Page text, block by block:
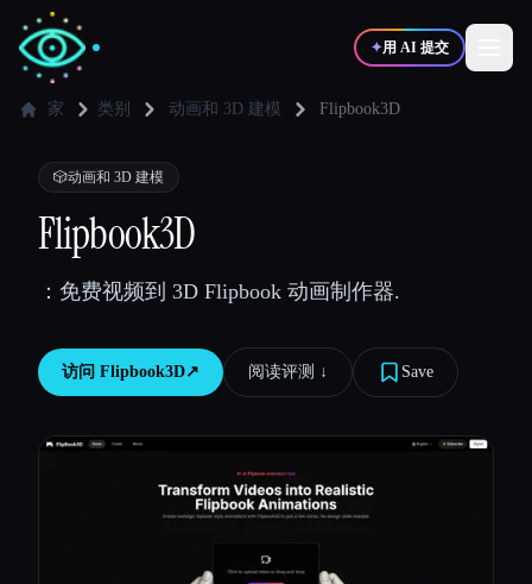
✦用 AI 提交
✍️写作者
💻开发者
家 类别 动画和 3D 建模 Flipbook3D
🎲动画和 3D 建模
Flipbook3D
：免费视频到 3D Flipbook 动画制作器.
访问 Flipbook3D↗︎ 阅读评测 ↓︎ Save